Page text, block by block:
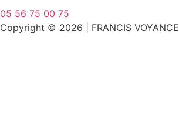
05 56 75 00 75
Copyright © 2026 | FRANCIS VOYANCE